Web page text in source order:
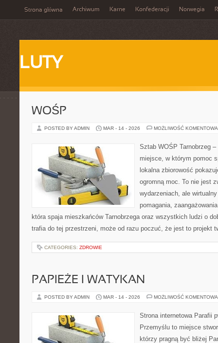
Strona główna Archiwum Karne Konfederacji Norwegia
LUTY
WOŚP
POSTED BY ADMIN MAR - 14 - 2026 MOŻLIWOŚĆ
Sztab WOŚP Tarnobrzeg
miejsce, w którym pomoc
lokalna zbiorowość
ogromną moc. To nie jest
wydarzeniach, ale
pomagania,
która spaja mieszkańców Tarnobrzega oraz wszystkich ludzi o
trafia do tej przestrzeni, może od razu poczuć, że jest to projekt
CATEGORIES: ZDROWIE
PAPIEŻE I WATYKAN
POSTED BY ADMIN MAR - 14 - 2026 MOŻLIWOŚĆ
Strona internetowa Parafii
Przemyślu to miejsce
którzy pragną być bliżej